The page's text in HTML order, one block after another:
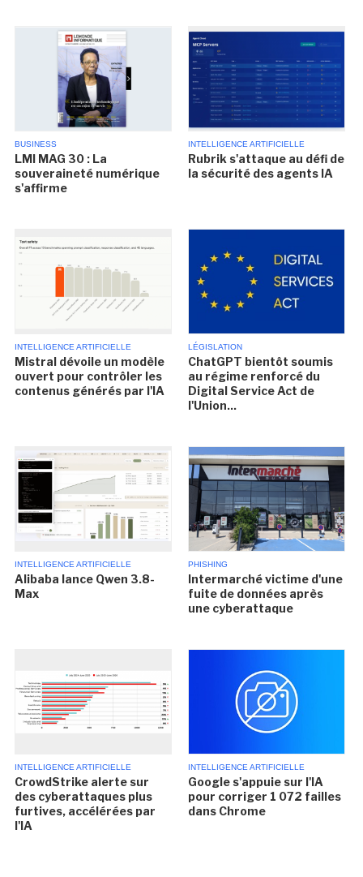
BUSINESS
LMI MAG 30 : La
souveraineté numérique
s'affirme
INTELLIGENCE ARTIFICIELLE
Rubrik s'attaque au défi de
la sécurité des agents IA
INTELLIGENCE ARTIFICIELLE
Mistral dévoile un modèle
ouvert pour contrôler les
contenus générés par l'IA
LÉGISLATION
ChatGPT bientôt soumis
au régime renforcé du
Digital Service Act de
l'Union...
INTELLIGENCE ARTIFICIELLE
Alibaba lance Qwen 3.8-
Max
PHISHING
Intermarché victime d'une
fuite de données après
une cyberattaque
INTELLIGENCE ARTIFICIELLE
CrowdStrike alerte sur
des cyberattaques plus
furtives, accélérées par
l'IA
INTELLIGENCE ARTIFICIELLE
Google s'appuie sur l'IA
pour corriger 1 072 failles
dans Chrome